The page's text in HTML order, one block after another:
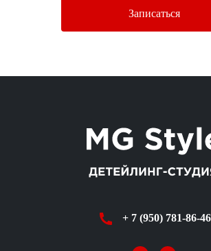
Записаться
+ 7 (950) 781-86-46